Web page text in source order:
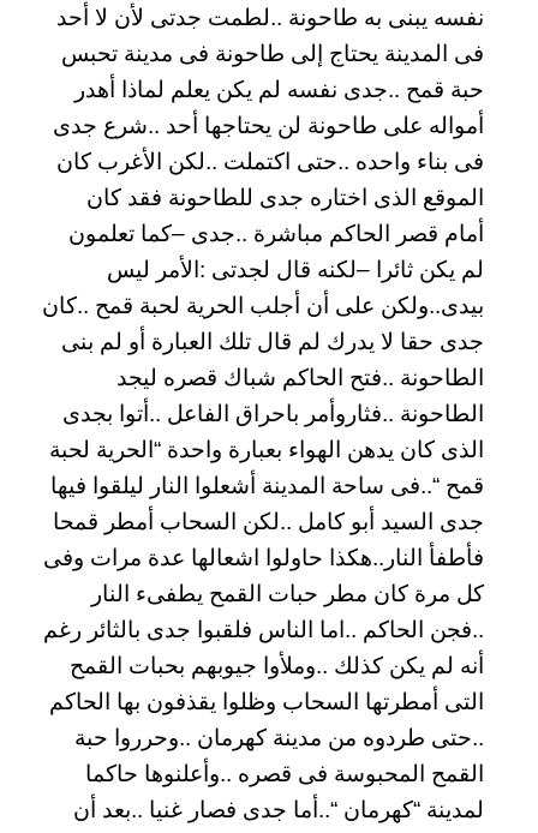
نفسه يبنى به طاحونة ..لطمت جدتى لأن لا أحد
فى المدينة يحتاج إلى طاحونة فى مدينة تحبس
حبة قمح ..جدى نفسه لم يكن يعلم لماذا أهدر
أمواله على طاحونة لن يحتاجها أحد ..شرع جدى
فى بناء واحده ..حتى اكتملت ..لكن الأغرب كان
الموقع الذى اختاره جدى للطاحونة فقد كان
أمام قصر الحاكم مباشرة ..جدى –كما تعلمون
لم يكن ثائرا –لكنه قال لجدتى :الأمر ليس
بيدى..ولكن على أن أجلب الحرية لحبة قمح ..كان
جدى حقا لا يدرك لم قال تلك العبارة أو لم بنى
الطاحونة ..فتح الحاكم شباك قصره ليجد
الطاحونة ..فثاروأمر باحراق الفاعل ..أتوا بجدى
الذى كان يدهن الهواء بعبارة واحدة “الحرية لحبة
قمح “..فى ساحة المدينة أشعلوا النار ليلقوا فيها
جدى السيد أبو كامل ..لكن السحاب أمطر قمحا
فأطفأ النار..هكذا حاولوا اشعالها عدة مرات وفى
كل مرة كان مطر حبات القمح يطفىء النار
..فجن الحاكم ..اما الناس فلقبوا جدى بالثائر رغم
أنه لم يكن كذلك ..وملأوا جيوبهم بحبات القمح
التى أمطرتها السحاب وظلوا يقذفون بها الحاكم
..حتى طردوه من مدينة كهرمان ..وحرروا حبة
القمح المحبوسة فى قصره ..وأعلنوها حاكما
لمدينة “كهرمان “..أما جدى فصار غنيا ..بعد أن